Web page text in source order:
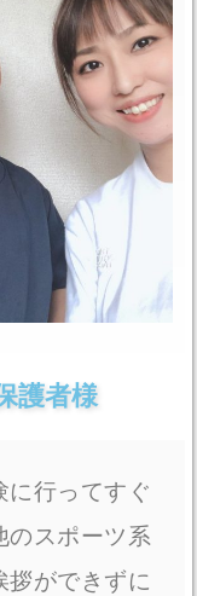
護者様
に行ってすぐ
のスポーツ系
拶ができずに